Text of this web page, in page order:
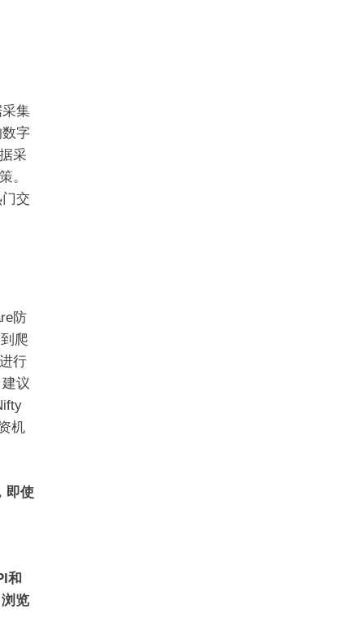
集
字
采
。
交
防
爬
行
议
机
即使
和
览